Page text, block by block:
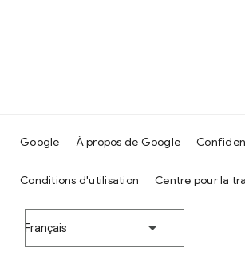
Google À propos de Google
Conditions d'utilisation Centre pour la
Français